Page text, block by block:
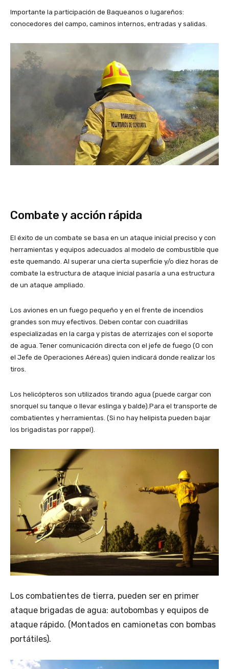
Importante la participación de Baqueanos o lugareños:
conocedores del campo, caminos internos, entradas y salidas.
Combate y acción rápida
El éxito de un combate se basa en un ataque inicial preciso y con
herramientas y equipos adecuados al modelo de combustible que
este quemando. Al superar una cierta superficie y/o diez horas de
combate la estructura de ataque inicial pasaría a una estructura
de un ataque ampliado.
Los aviones en un fuego pequeño y en el frente de incendios
grandes son muy efectivos. Deben contar con cuadrillas
especializadas en la carga y pistas de aterrizajes con el soporte
de agua. Tener comunicación directa con el jefe de fuego (O con
el Jefe de Operaciones Aéreas) quien indicará donde realizar los
tiros.
Los helicópteros son utilizados tirando agua (puede cargar con
snorquel su tanque o llevar eslinga y balde).Para el transporte de
combatientes y herramientas. (Si no hay helipista pueden bajar
los brigadistas por rappel).
Los combatientes de tierra, pueden ser en primer
ataque brigadas de agua: autobombas y equipos de
ataque rápido. (Montados en camionetas con bombas
portátiles).